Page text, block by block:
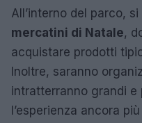
All’interno del parco,
mercatini di Natale,
acquistare prodotti
Inoltre, saranno
intratterranno grandi e
l’esperienza ancora